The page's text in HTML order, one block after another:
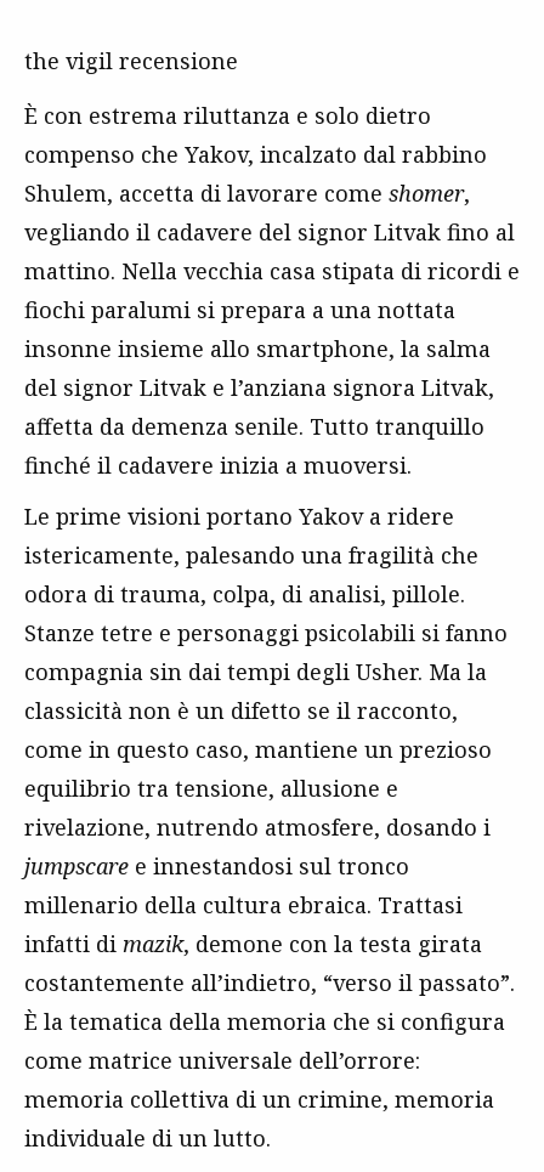
the vigil recensione
È con estrema riluttanza e solo dietro
compenso che Yakov, incalzato dal rabbino
Shulem, accetta di lavorare come shomer,
vegliando il cadavere del signor Litvak fino al
mattino. Nella vecchia casa stipata di ricordi e
fiochi paralumi si prepara a una nottata
insonne insieme allo smartphone, la salma
del signor Litvak e l’anziana signora Litvak,
affetta da demenza senile. Tutto tranquillo
finché il cadavere inizia a muoversi.
Le prime visioni portano Yakov a ridere
istericamente, palesando una fragilità che
odora di trauma, colpa, di analisi, pillole.
Stanze tetre e personaggi psicolabili si fanno
compagnia sin dai tempi degli Usher. Ma la
classicità non è un difetto se il racconto,
come in questo caso, mantiene un prezioso
equilibrio tra tensione, allusione e
rivelazione, nutrendo atmosfere, dosando i
jumpscare e innestandosi sul tronco
millenario della cultura ebraica. Trattasi
infatti di mazik, demone con la testa girata
costantemente all’indietro, “verso il passato”.
È la tematica della memoria che si configura
come matrice universale dell’orrore:
memoria collettiva di un crimine, memoria
individuale di un lutto.